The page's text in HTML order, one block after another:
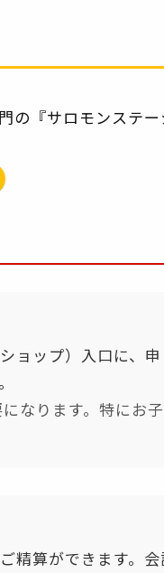
『サロモンステ
ョップ）入口に、
なります。特にお
精算ができます。